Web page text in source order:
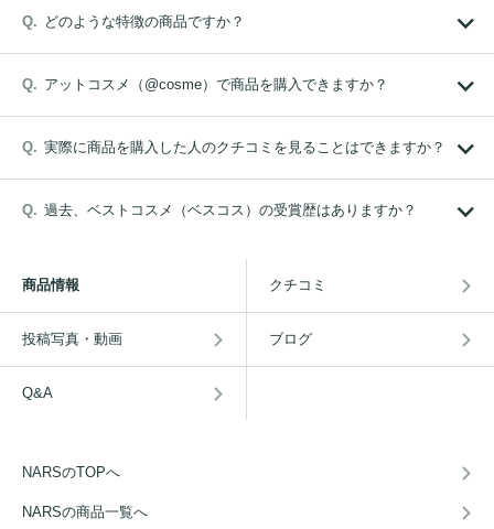
どのような特徴の商品ですか？
アットコスメ（@cosme）で商品を購入できますか？
実際に商品を購入した人のクチコミを見ることはできますか？
過去、ベストコスメ（ベスコス）の受賞歴はありますか？
商品情報 クチコミ
投稿写真・動画 ブログ
Q&A
NARSのTOPへ
NARSの商品一覧へ